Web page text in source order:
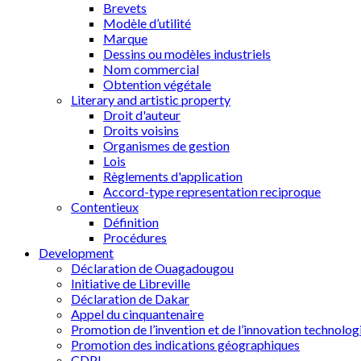
Brevets
Modèle d’utilité
Marque
Dessins ou modèles industriels
Nom commercial
Obtention végétale
Literary and artistic property
Droit d'auteur
Droits voisins
Organismes de gestion
Lois
Règlements d'application
Accord-type representation reciproque
Contentieux
Définition
Procédures
Development
Déclaration de Ouagadougou
Initiative de Libreville
Déclaration de Dakar
Appel du cinquantenaire
Promotion de l’invention et de l’innovation
Promotion des indications géographiques